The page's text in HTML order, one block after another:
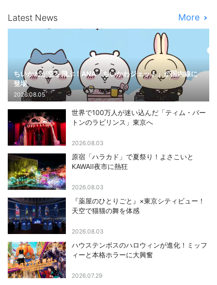
Latest News More
ちいかわが空を飛ぶ！ANA「ちいかわジェット」が国内線に
登場
2026.08.05
世界で100万人が迷い込んだ「ティム・バー
トンのラビリンス」東京へ
2026.08.03
原宿「ハラカド」で夏祭り！よさこいと
KAWAII夜市に熱狂
2026.08.03
『薬屋のひとりごと』×東京シティビュー！
天空で猫猫の舞を体感
2026.08.03
ハウステンボスのハロウィンが進化！ミッフ
ィーと本格ホラーに大興奮
2026.07.29